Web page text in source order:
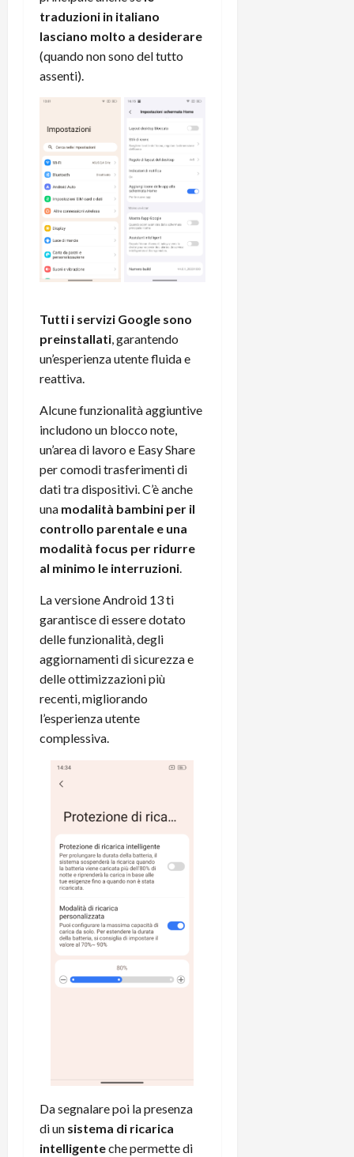
traduzioni in italiano
lasciano molto a desiderare
(quando non sono del tutto
assenti).
Tutti i servizi Google sono
preinstallati, garantendo
un’esperienza utente fluida e
reattiva.
Alcune funzionalità aggiuntive
includono un blocco note,
un’area di lavoro e Easy Share
per comodi trasferimenti di
dati tra dispositivi. C’è anche
una modalità bambini per il
controllo parentale e una
modalità focus per ridurre
al minimo le interruzioni.
La versione Android 13 ti
garantisce di essere dotato
delle funzionalità, degli
aggiornamenti di sicurezza e
delle ottimizzazioni più
recenti, migliorando
l’esperienza utente
complessiva.
Da segnalare poi la presenza
di un sistema di ricarica
intelligenteche permette di